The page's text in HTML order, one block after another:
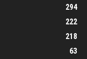
294
222
218
63